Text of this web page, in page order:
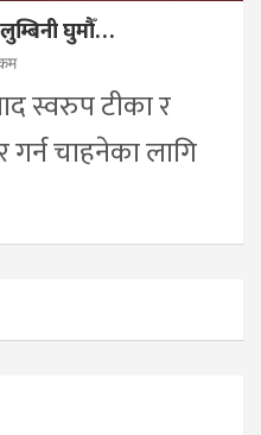
लुम्बिनी घुमौँ…
स्वरुप टीका र
चाहनेका लागि